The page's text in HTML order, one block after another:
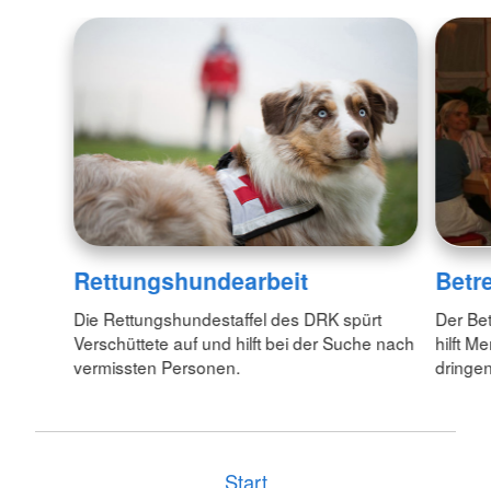
Rettungshundearbeit
Die Rettungshundestaffel des DRK spürt
Verschüttete auf und hilft bei der Suche nach
vermissten Personen.
Der
hilft
Start